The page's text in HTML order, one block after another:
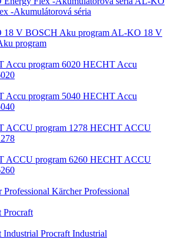
-Akumulátorová séria
AL-KO 18 V
program
HECHT Accu
HECHT Accu
HECHT ACCU
HECHT ACCU
Kärcher Professional
Procraft
Procraft Industrial